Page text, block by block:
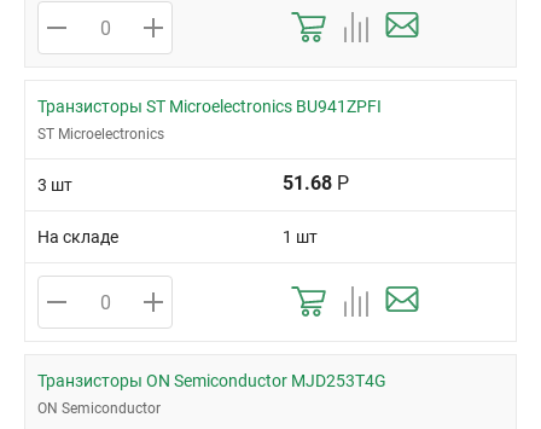
Транзисторы ST Microelectronics BU941ZPFI
ST Microelectronics
3 шт 51.68 Р
На складе 1 шт
Транзисторы ON Semiconductor MJD253T4G
ON Semiconductor